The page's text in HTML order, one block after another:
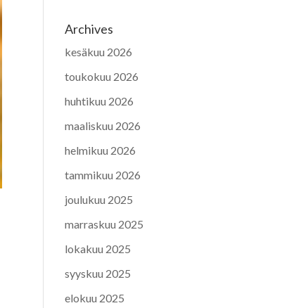
Archives
kesäkuu 2026
toukokuu 2026
huhtikuu 2026
maaliskuu 2026
helmikuu 2026
tammikuu 2026
joulukuu 2025
marraskuu 2025
lokakuu 2025
syyskuu 2025
elokuu 2025